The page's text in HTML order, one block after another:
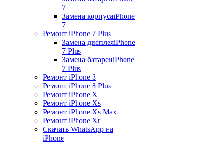
7
Замена корпусаiPhone
7
Ремонт iPhone 7 Plus
Замена дисплеяiPhone
7 Plus
Замена батареиiPhone
7 Plus
Ремонт iPhone 8
Ремонт iPhone 8 Plus
Ремонт iPhone X
Ремонт iPhone Xs
Ремонт iPhone Xs Max
Ремонт iPhone Xr
Скачать WhatsApp на
iPhone